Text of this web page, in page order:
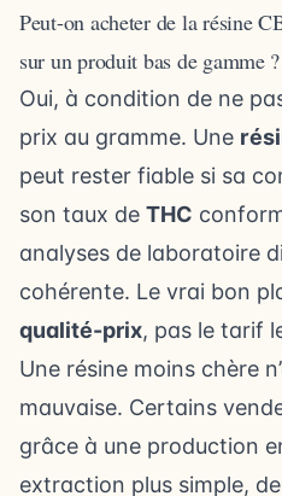
Peut-on acheter de la résine
sur un produit bas de gamme ?
Oui, à condition de ne
prix au gramme. Une
peut rester fiable si sa
son taux de THC
analyses de laboratoire
cohérente. Le vrai bon
qualité-prix, pas le tarif
Une résine moins chère
mauvaise. Certains
grâce à une production
extraction plus simple,